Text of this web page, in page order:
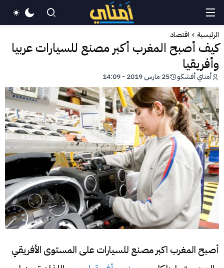
الرئيسية اقتصاد
كيف أصبح المغرب أكبر مصنع للسيارات عربيا
وأفريقيا
أمناي أفشكو 25 مارس 2019 - 14:09
أصبح المغرب اكبر مصنع للسيارات على المستوى الأفريقي